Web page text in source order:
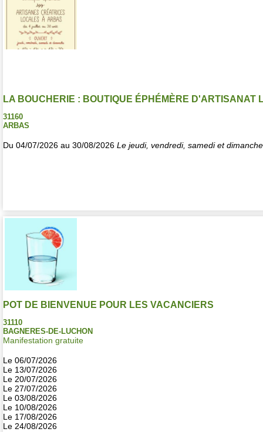
LA BOUCHERIE : BOUTIQUE ÉPHÉMÈRE D'ARTISANAT
31160
ARBAS
Du 04/07/2026 au 30/08/2026 Le jeudi, vendredi, samedi et
POT DE BIENVENUE POUR LES VACANCIERS
31110
BAGNERES-DE-LUCHON
Manifestation gratuite
Le 06/07/2026
Le 13/07/2026
Le 20/07/2026
Le 27/07/2026
Le 03/08/2026
Le 10/08/2026
Le 17/08/2026
Le 24/08/2026